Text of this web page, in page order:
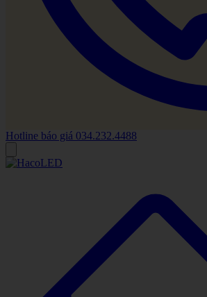
Hotline báo giá 034.232.4488